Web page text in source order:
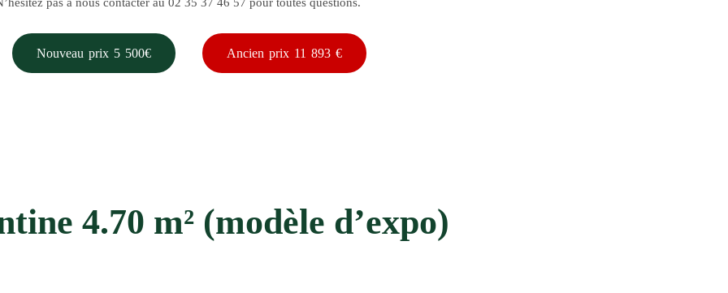
pas à nous contacter au 02 35 37 46 57 pour toutes questions.
Nouveau prix 5 500€ Ancien prix 11 893 €
4.70 m² (modèle d’expo)